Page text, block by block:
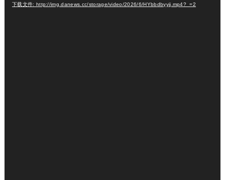
播下载文件: http://img.danews.cc/storage/video/2026/6/HYbbdbyyjj.mp4?_=2